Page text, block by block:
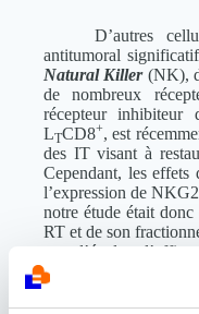
D’autres
antitumoral
Natural Killer(NK),
de nombreux
récepteur
LTCD8+, est
des IT visant à
Cependant, les
l’expression de
notre étude était donc
RT et de son
part d’évaluer
IT anti-NKG2A +/- IT